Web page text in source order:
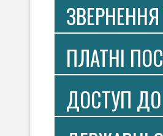
ПЛАТНI
ДОСТУП ДО